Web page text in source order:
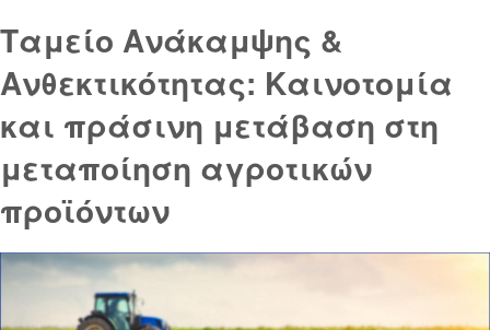
Ταμείο Ανάκαμψης &
Ανθεκτικότητας: Καινοτομία
και πράσινη μετάβαση στη
μεταποίηση αγροτικών
προϊόντων